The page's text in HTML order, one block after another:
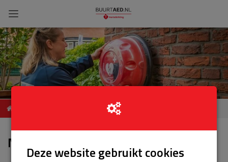
NieuwsDeze website gebruikt cookies